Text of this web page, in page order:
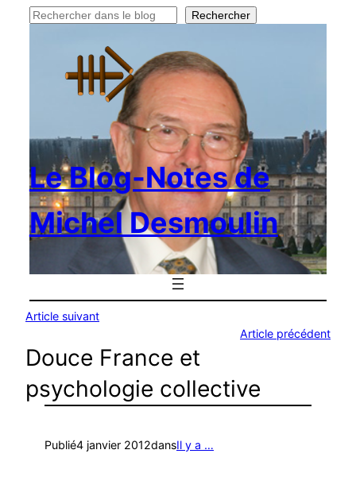
Rechercher Rechercher
Le Blog-Notes de
Michel Desmoulin
Article suivant
Article précédent
Douce France et
psychologie collective
Publié4 janvier 2012dansIl y a …